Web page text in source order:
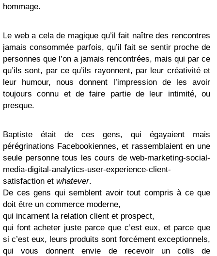
hommage.
Le web a cela de magique qu’il fait naître des rencontres
jamais consommée parfois, qu’il fait se sentir proche de
personnes que l’on a jamais rencontrées, mais qui par ce
qu’ils sont, par ce qu’ils rayonnent, par leur créativité et
leur humour, nous donnent l’impression de les avoir
toujours connu et de faire partie de leur intimité, ou
presque.
Baptiste était de ces gens, qui égayaient mais
pérégrinations Facebookiennes, et rassemblaient en une
seule personne tous les cours de web-marketing-social-
media-digital-analytics-user-experience-client-
satisfaction et whatever.
De ces gens qui semblent avoir tout compris à ce que
doit être un commerce moderne,
qui incarnent la relation client et prospect,
qui font acheter juste parce que c’est eux, et parce que
si c’est eux, leurs produits sont forcément exceptionnels,
qui vous donnent envie de recevoir un colis de